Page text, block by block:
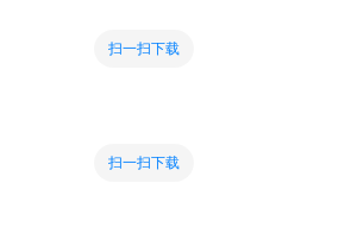
扫一扫下载
扫一扫下载